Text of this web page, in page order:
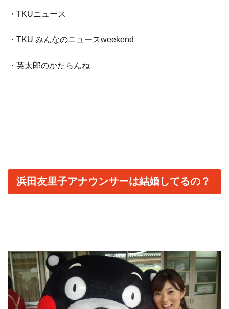
・TKUニュース
・TKU みんなのニュースweekend
・英太郎のかたらんね
浜田友里子アナウンサーは結婚してるの？